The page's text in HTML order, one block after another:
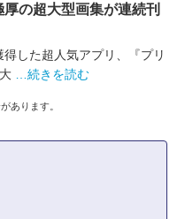
の超大型画集が連続刊
した超人気アプリ、『プリ
…続きを読む
あります。